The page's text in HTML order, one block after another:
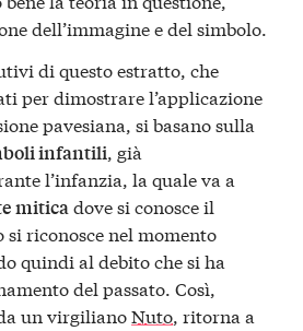
dell’immagine e del simbolo.
di questo estratto, che
per dimostrare l’applicazione
pavesiana, si basano sulla
infantili, già
l’infanzia, la quale va a
miticadove si conosce il
si riconosce nel momento
quindi al debito che si ha
del passato. Così,
un virgilianoNuto, ritorna a